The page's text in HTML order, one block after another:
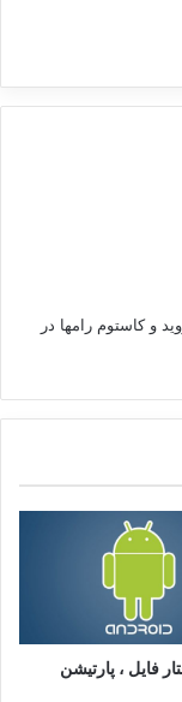
و کاستوم رامها در
فایل ، پارتیشن